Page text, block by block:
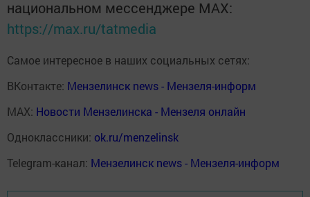
национальном мессенджере MАХ:
https://max.ru/tatmedia
Самое интересное в наших социальных сетях:
ВКонтакте: Мензелинск news - Мензеля-информ
MAX: Новости Мензелинска - Мензеля онлайн
Одноклассники: ok.ru/menzelinsk
Telegram-канал: Мензелинск news - Мензеля-информ